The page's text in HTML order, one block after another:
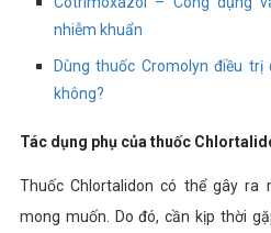
nhiễm khuẩn
Dùng thuốc Cromolyn điều
không?
Tác dụng phụ của thuốc
Thuốc Chlortalidon có thể gây ra
mong muốn. Do đó, cần kịp thời